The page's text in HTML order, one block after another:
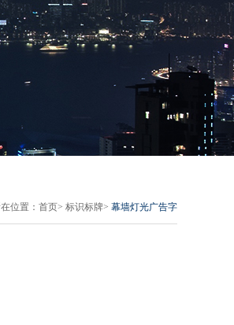
位置： 首页> 标识标牌> 幕墙灯光广告字